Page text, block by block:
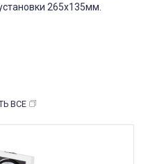
265x135мм.
ВСЕ